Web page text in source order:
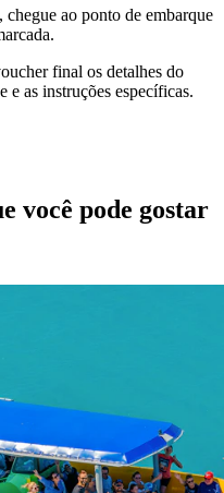
chegue ao ponto de embarque
final os detalhes do
e as instruções específicas.
você pode gostar